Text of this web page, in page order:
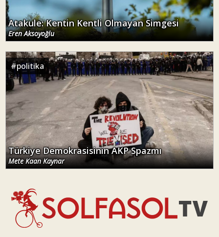
Atakule: Kentin Kentli Olmayan Simgesi
Eren Aksoyoğlu
#politika
Türkiye Demokrasisinin AKP Spazmı
Mete Kaan Kaynar